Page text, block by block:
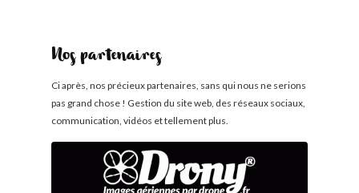
Nos partenaires
Ci après, nos précieux partenaires, sans qui nous ne serions
pas grand chose ! Gestion du site web, des réseaux sociaux,
communication, vidéos et tellement plus.